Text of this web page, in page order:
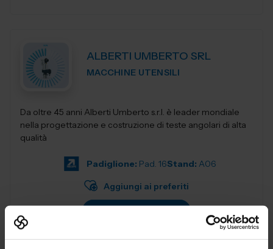
ALBERTI UMBERTO SRL
MACCHINE UTENSILI
Da oltre 45 anni Alberti Umberto s.r.l. è leader mondiale
nella progettazione e costruzione di teste angolari di alta
qualità
Padiglione: Pad. 16Stand: A06
Aggiungi ai preferiti